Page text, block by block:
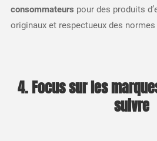
consommateurs pour des produits
originaux et respectueux des
4. Focus sur les
suivre